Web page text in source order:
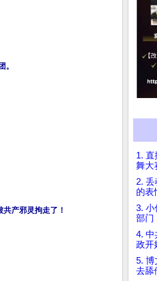
产邪灵拘走了！
1.
舞大
2. 丢
的表
3. 小
部门
4. 中
政开
5. 博
去舔